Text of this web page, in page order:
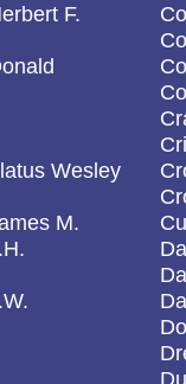
F.
Wesley
M.